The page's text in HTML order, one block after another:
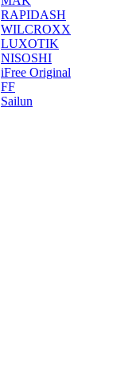
RAPIDASH
WILCROXX
LUXOTIK
NISOSHI
iFree Original
FF
Sailun